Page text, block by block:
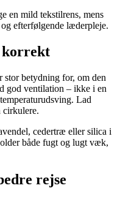
en mild tekstilrens, mens
efterfølgende læderpleje.
korrekt
stor betydning for, om den
god ventilation – ikke i en
Lad
cirkulere.
cedertræ eller silica i
både fugt og lugt væk,
rejse